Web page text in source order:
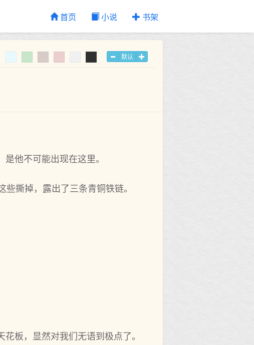
首页 小说 书架
默认
他不可能出现在这里。
撕掉，露出了三条青铜铁链。
板，显然对我们无语到极点了。